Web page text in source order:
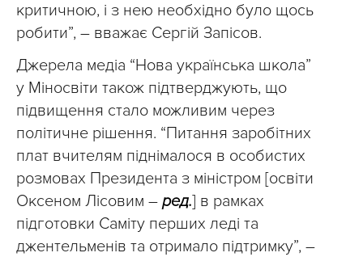
критичною, і з нею необхідно було щось
робити”, – вважає Сергій Запісов.
Джерела медіа “Нова українська школа”
у Міносвіти також підтверджують, що
підвищення стало можливим через
політичне рішення. “Питання заробітних
плат вчителям піднімалося в особистих
розмовах Президента з міністром [освіти
Оксеном Лісовим – ред.] в рамках
підготовки Саміту перших леді та
джентельменів та отримало підтримку”, –